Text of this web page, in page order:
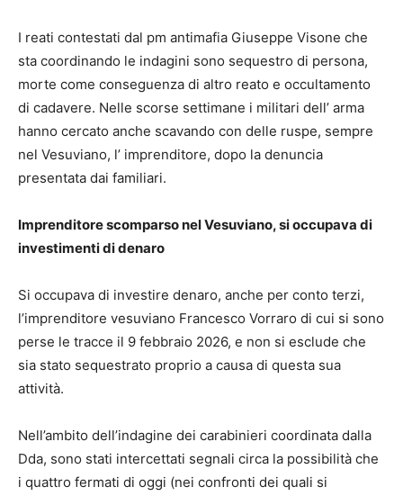
I reati contestati dal pm antimafia Giuseppe Visone che
sta coordinando le indagini sono sequestro di persona,
morte come conseguenza di altro reato e occultamento
di cadavere. Nelle scorse settimane i militari dell’ arma
hanno cercato anche scavando con delle ruspe, sempre
nel Vesuviano, l’ imprenditore, dopo la denuncia
presentata dai familiari.
Imprenditore scomparso nel Vesuviano, si occupava di
investimenti di denaro
Si occupava di investire denaro, anche per conto terzi,
l’imprenditore vesuviano Francesco Vorraro di cui si sono
perse le tracce il 9 febbraio 2026, e non si esclude che
sia stato sequestrato proprio a causa di questa sua
attività.
Nell’ambito dell’indagine dei carabinieri coordinata dalla
Dda, sono stati intercettati segnali circa la possibilità che
i quattro fermati di oggi (nei confronti dei quali si